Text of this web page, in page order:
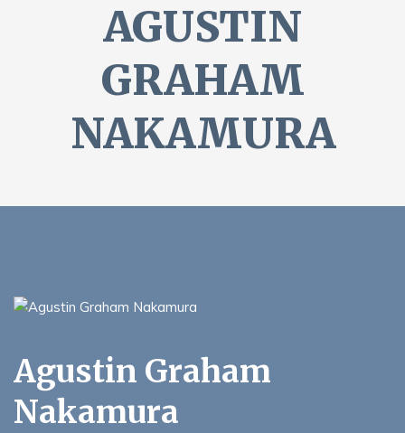
AGUSTIN
GRAHAM
NAKAMURA
Agustin Graham
Nakamura